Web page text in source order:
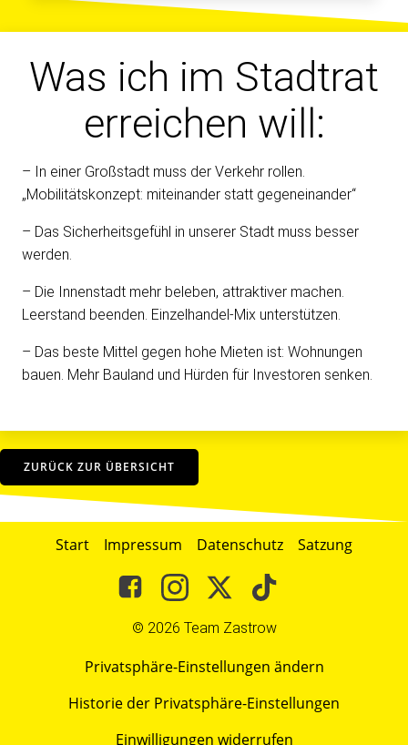
Was ich im Stadtrat
erreichen will:
– In einer Großstadt muss der Verkehr rollen.
„Mobilitätskonzept: miteinander statt gegeneinander“
– Das Sicherheitsgefühl in unserer Stadt muss besser
werden.
– Die Innenstadt mehr beleben, attraktiver machen.
Leerstand beenden. Einzelhandel-Mix unterstützen.
– Das beste Mittel gegen hohe Mieten ist: Wohnungen
bauen. Mehr Bauland und Hürden für Investoren senken.
ZURÜCK ZUR ÜBERSICHT
© 2026 Team Zastrow
Start Impressum Datenschutz Satzung
Privatsphäre-Einstellungen ändern
Historie der Privatsphäre-Einstellungen
Einwilligungen widerrufen